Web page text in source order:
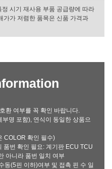
시기 재사용 부품 공급량에 따라
가가 저렴한 품목은 신품 가격과
환 여부를 꼭 확인 바랍니다.
명 포함), 연식이 동일한 상품으
COLOR 확인 필수)
번 확인 필요: 계기판 ECU TCU
아니라 품번 일치 여부
(5핀 이하)여부 및 접촉 핀 수 일